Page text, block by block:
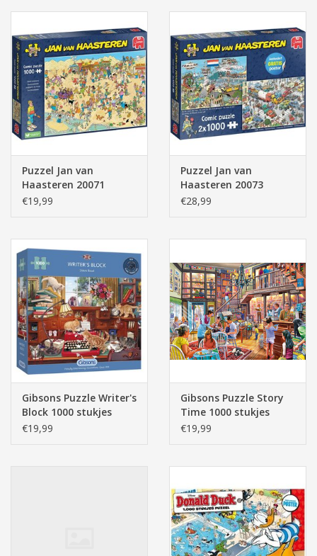
Puzzel Jan van
Haasteren 20071
Zandsculpturen 1000
€19,99
Puzzel Jan van
Haasteren 20073
Verkeerschaos en Ter
€28,99
Gibsons Puzzle Writer's
Block 1000 stukjes
€19,99
Gibsons Puzzle Story
Time 1000 stukjes
€19,99